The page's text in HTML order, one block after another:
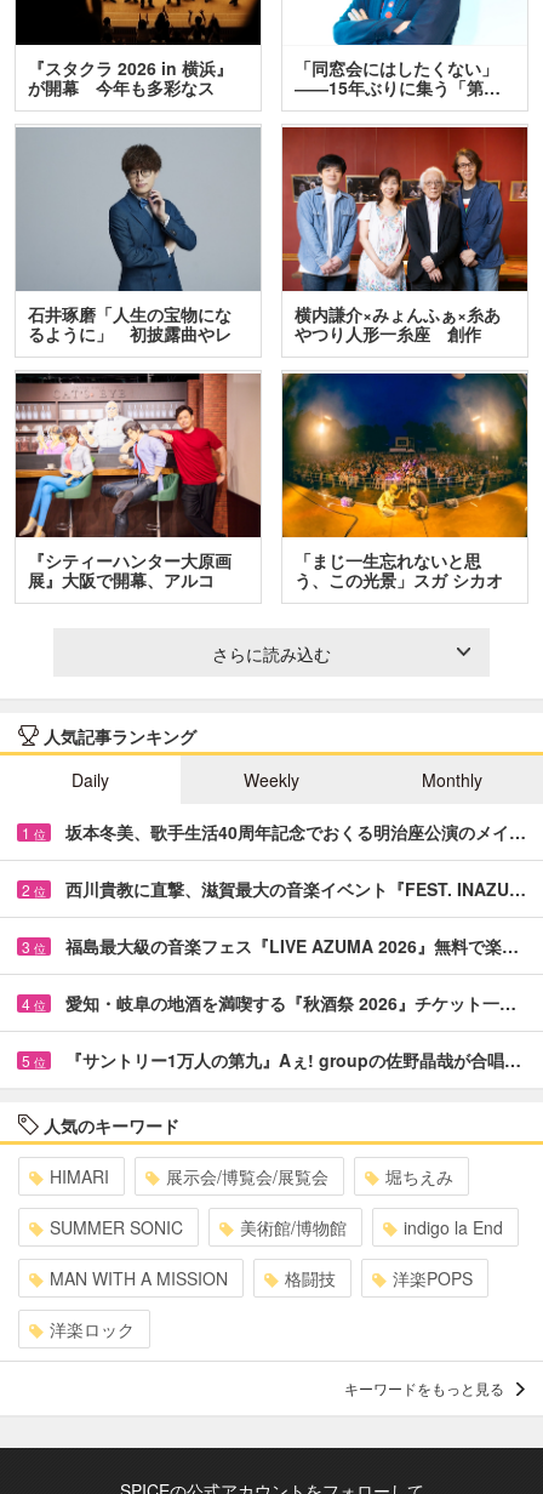
『スタクラ 2026 in 横浜』
が開幕 今年も多彩なス
テ…
「同窓会にはしたくない」
――15年ぶりに集う「第…
石井琢磨「人生の宝物にな
るように」 初披露曲やレ
ア…
横内謙介×みょんふぁ×糸あ
やつり人形一糸座 創作
人…
『シティーハンター大原画
展』大阪で開幕、アルコ
＆…
「まじ一生忘れないと思
う、この光景」スガ シカオ
と…
さらに読み込む
人気記事ランキング
Daily
Weekly Monthly
1 位 坂本冬美、歌手生活40周年記念でおくる明治座公演のメイ…
2 位 西川貴教に直撃、滋賀最大の音楽イベント『FEST. INAZU…
3 位 福島最大級の音楽フェス『LIVE AZUMA 2026』無料で楽…
4 位 愛知・岐阜の地酒を満喫する『秋酒祭 2026』チケット一…
5 位 『サントリー1万人の第九』Aぇ! groupの佐野晶哉が合唱…
人気のキーワード
HIMARI 展示会/博覧会/展覧会 堀ちえみ
SUMMER SONIC 美術館/博物館 indigo la End
MAN WITH A MISSION 格闘技 洋楽POPS
洋楽ロック
キーワードをもっと見る